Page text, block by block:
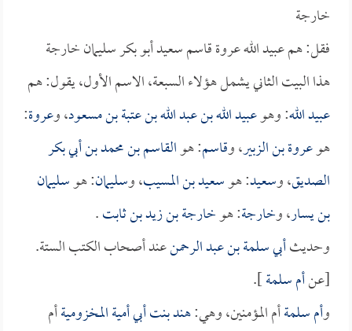
خارجة
فقل: هم عبيد الله عروة قاسم سعيد أبو بكر سليمان خارجة
هذا البيت الثاني يشمل هؤلاء السبعة، الاسم الأول، يقول: هم
عبيد الله: وهوعبيد الله بن عبد الله بن عتبة بن مسعود، وعروة:
هوعروة بن الزبير، وقاسم: هوالقاسم بن محمد بن أبي بكر
الصديق، وسعيد: هوسعيد بن المسيب، وسليمان: هوسليمان
بن يسار، وخارجة: هوخارجة بن زيد بن ثابت.
وحديثأبي سلمة بن عبد الرحمنعند أصحاب الكتب الستة.
[عنأم سلمة].
وأم سلمةأم المؤمنين، وهي:هند بنت أبي أمية المخزوميةأم